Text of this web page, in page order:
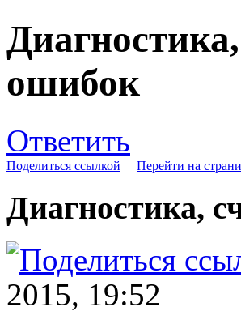
ошибок
Ответить
Поделиться ссылкой Перейти на
Диагностика,
2015, 19:52